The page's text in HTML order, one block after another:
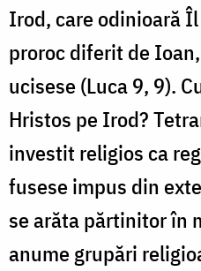
Irod, care odinioară
proroc diferit de
ucisese (Luca 9, 9).
Hristos pe Irod?
investit religios ca
fusese impus din
se arăta părtinitor în
anume grupări